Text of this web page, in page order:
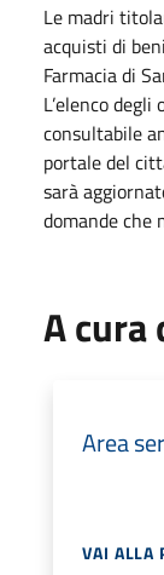
Le madri
acquisti di
Farmacia di
L’elenco
consultabile
portale del
sarà
domande che
A cura
Area
VAI ALLA